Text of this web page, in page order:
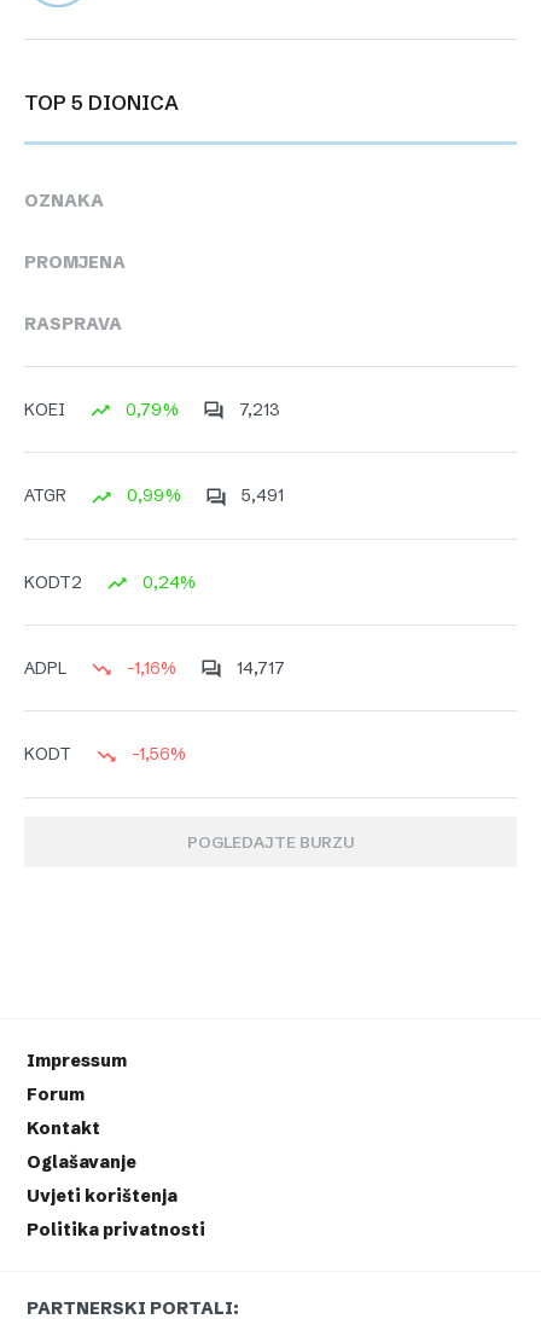
TOP 5 DIONICA
OZNAKA
PROMJENA
RASPRAVA
KOEI 0,79% 7,213
ATGR 0,99% 5,491
KODT2 0,24%
ADPL -1,16% 14,717
KODT -1,56%
POGLEDAJTE BURZU
Impressum
Forum
Kontakt
Oglašavanje
Uvjeti korištenja
Politika privatnosti
PARTNERSKI PORTALI: